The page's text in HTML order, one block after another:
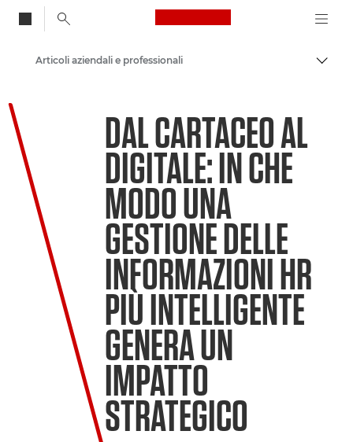
Canon Logo, back
Soluzioni e servizi
Approfondimenti
Articoli aziendali e professionali
DAL CARTACEO AL
DIGITALE: IN CHE
MODO UNA
GESTIONE DELLE
INFORMAZIONI HR
PIÙ INTELLIGENTE
GENERA UN
IMPATTO
STRATEGICO